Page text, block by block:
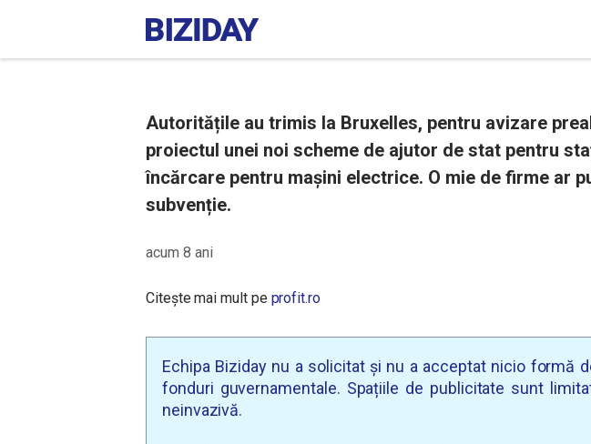
Autoritățile au trimis la Bruxelles, pentru avizare
proiectul unei noi scheme de ajutor de stat pentru
încărcare pentru mașini electrice. O mie de firme ar
subvenție.
acum 8 ani
Citește mai mult pe profit.ro
Echipa Biziday nu a solicitat și nu a acceptat nicio formă
fonduri guvernamentale. Spațiile de publicitate sunt
neinvazivă.